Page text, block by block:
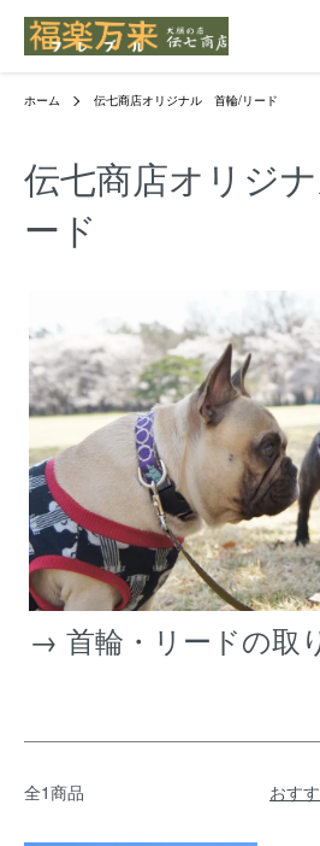
ホーム 伝七商店オリジナル 首輪/リード
伝七商店オリジ
ード
→ 首輪・リードの取
全1商品 おす